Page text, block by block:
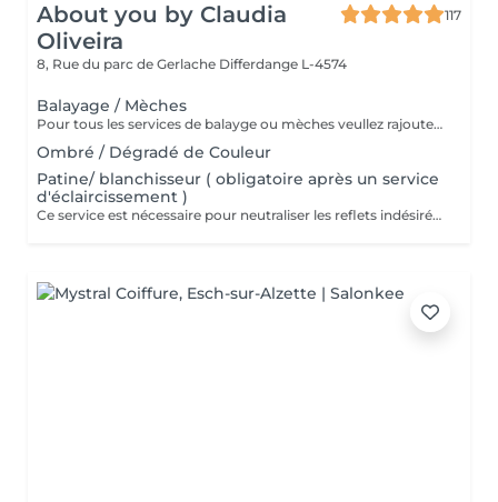
About you by Claudia
Oliveira
117
8, Rue du parc de Gerlache Differdange L-4574
Balayage / Mèches
Pour tous les services de balayge ou mèches veullez rajouter un service patine.
Ombré / Dégradé de Couleur
Patine/ blanchisseur ( obligatoire après un service
d'éclaircissement )
Ce service est nécessaire pour neutraliser les reflets indésirées sur les longueurs ainsi que pour neutraliser les balayages/mèches et décoloration.